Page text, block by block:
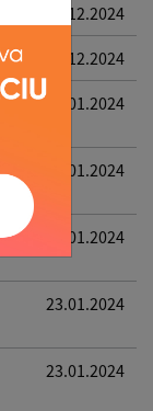
12.12.2024
12.12.2024
23.01.2024
23.01.2024
23.01.2024
23.01.2024
23.01.2024